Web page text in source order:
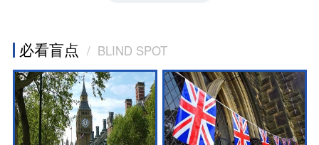
必看盲点 / BLIND SPOT